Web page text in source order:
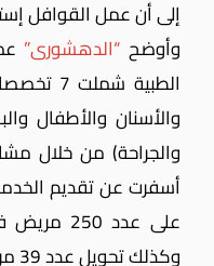
إلى أن عمل القوافل
وأوضح “الدهشورى”
الطبية
والأسنان والأطفال
أسفرت عن تقديم
على عدد
وكذلك تحويل عدد 39 مريض للمستشفى الجامعى.